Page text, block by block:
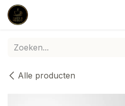
Overslaan naar inhoud
Alle producten